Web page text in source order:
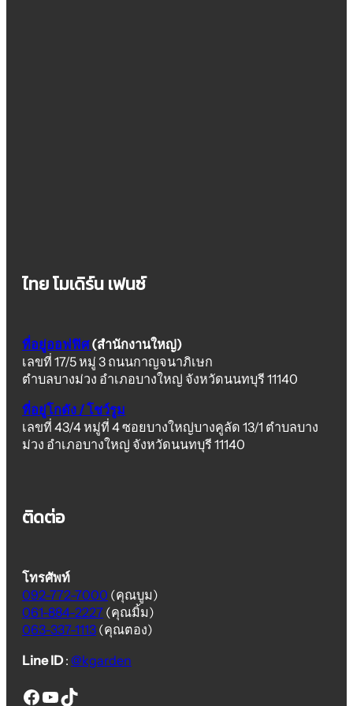
ไทย โมเดิร์น เฟนซ์
ที่อยู่ออฟฟิศ(สำนักงานใหญ่)
เลขที่ 17/5 หมู่ 3 ถนนกาญจนาภิเษก
ตำบลบางม่วง อำเภอบางใหญ่ จังหวัดนนทบุรี 11140
ที่อยู่โกดัง / โชว์รูม
เลขที่ 43/4 หมู่ที่ 4 ซอยบางใหญ่บางคูลัด 13/1 ตำบลบาง
ม่วง อำเภอบางใหญ่ จังหวัดนนทบุรี 11140
ติดต่อ
โทรศัพท์
092-772-7000 (คุณบูม)
061-884-2227 (คุณมิ้ม)
063-337-1113 (คุณตอง)
Line ID: @kgarden
thai euro fence thai euro fence thai euro fence